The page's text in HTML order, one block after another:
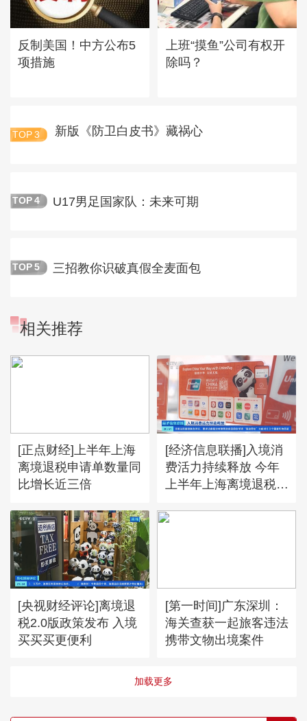
反制美国！中方公布5
项措施
上班“摸鱼”公司有权开
除吗？
TOP 3 新版《防卫白皮书》藏祸心
TOP 4 U17男足国家队：未来可期
TOP 5 三招教你识破真假全麦面包
相关推荐
[正点财经]上半年上海
离境退税申请单数量同
比增长近三倍
[经济信息联播]入境消
费活力持续释放 今年
上半年上海离境退税商
倍
[央视财经评论]离境退
税2.0版政策发布 入境
买买买更便利
[第一时间]广东深圳：
海关查获一起旅客违法
携带文物出境案件
加载更多